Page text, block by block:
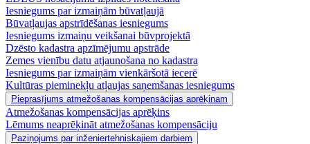
Iesniegums par izmaiņām būvatļaujā
Būvatļaujas apstrīdēšanas iesniegums
Iesniegums izmaiņu veikšanai būvprojektā
Dzēsto kadastra apzīmējumu apstrāde
Zemes vienību datu atjaunošana no kadastra
Iesniegums par izmaiņām vienkāršotā iecerē
Kultūras pieminekļu atļaujas saņemšanas iesniegums
Pieprasījums atmežošanas kompensācijas aprēķinam
Atmežošanas kompensācijas aprēķins
Lēmums neaprēķināt atmežošanas kompensāciju
Paziņojums par inženiertehniskajiem darbiem